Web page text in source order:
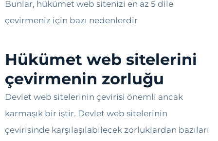
Bunlar, hükümet web sitenizi en az 5 dile
çevirmeniz için bazı nedenlerdir
Hükümet web sitelerini
çevirmenin zorluğu
Devlet web sitelerinin çevirisi önemli ancak
karmaşık bir iştir. Devlet web sitelerinin
çevirisinde karşılaşılabilecek zorluklardan bazıları